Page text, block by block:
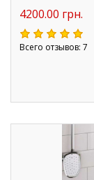
4200.00 грн.
Всего отзывов: 7